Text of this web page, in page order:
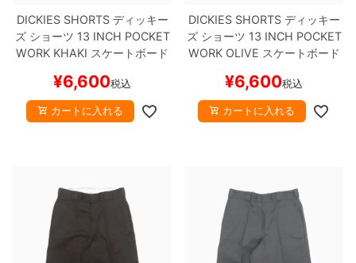
DICKIES SHORTSディッキー
ズショーツ 13 INCH POCKET
WORK KHAKI スケートボード
¥6,600税込
カートに入れる
DICKIES SHORTSディッキー
ズショーツ 13 INCH POCKET
WORKOLIVE スケートボード
¥6,600税込
カートに入れる